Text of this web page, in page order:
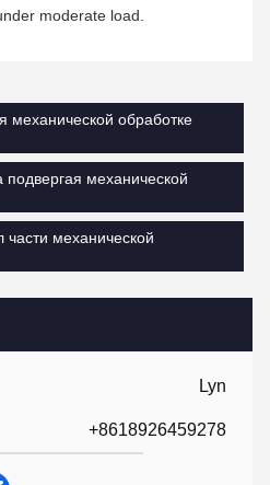
Lyn
+8618926459278
moderate load.
механической обработке
подвергая механической
части механической